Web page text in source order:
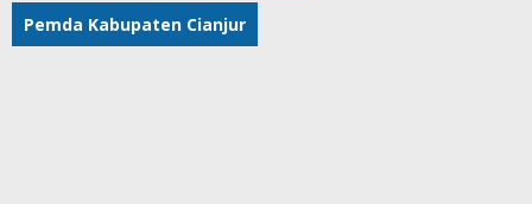
Pemda Kabupaten Cianjur